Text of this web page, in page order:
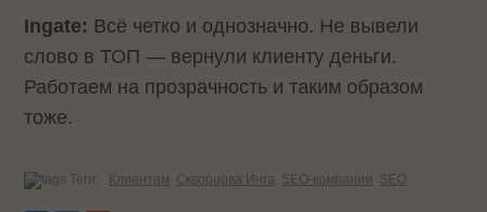
Ingate: Всё четко и однозначно. Не вывели
слово в ТОП — вернули клиенту деньги.
Работаем на прозрачность и таким образом
тоже.
Теги: Клиентам Скворцова Инга SEO-компании SEO